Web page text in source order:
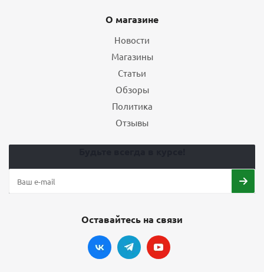
О магазине
Новости
Магазины
Статьи
Обзоры
Политика
Отзывы
Оставайтесь на связи